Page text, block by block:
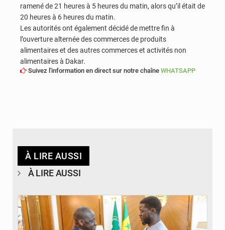
ramené de 21 heures à 5 heures du matin, alors qu’il était de
20 heures à 6 heures du matin.
Les autorités ont également décidé de mettre fin à
l’ouverture alternée des commerces de produits
alimentaires et des autres commerces et activités non
alimentaires à Dakar.
Suivez l'information en direct sur notre chaîne WHATSAPP
À LIRE AUSSI
À LIRE AUSSI